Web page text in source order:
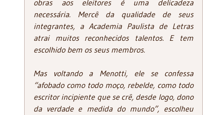
obras aos eleitores é uma delicadeza
necessária. Mercê da qualidade de seus
integrantes, a Academia Paulista de Letras
atrai muitos reconhecidos talentos. E tem
escolhido bem os seus membros.
Mas voltando a Menotti, ele se confessa
“afobado como todo moço, rebelde, como todo
escritor incipiente que se crê, desde logo, dono
da verdade e medida do mundo”, escolheu